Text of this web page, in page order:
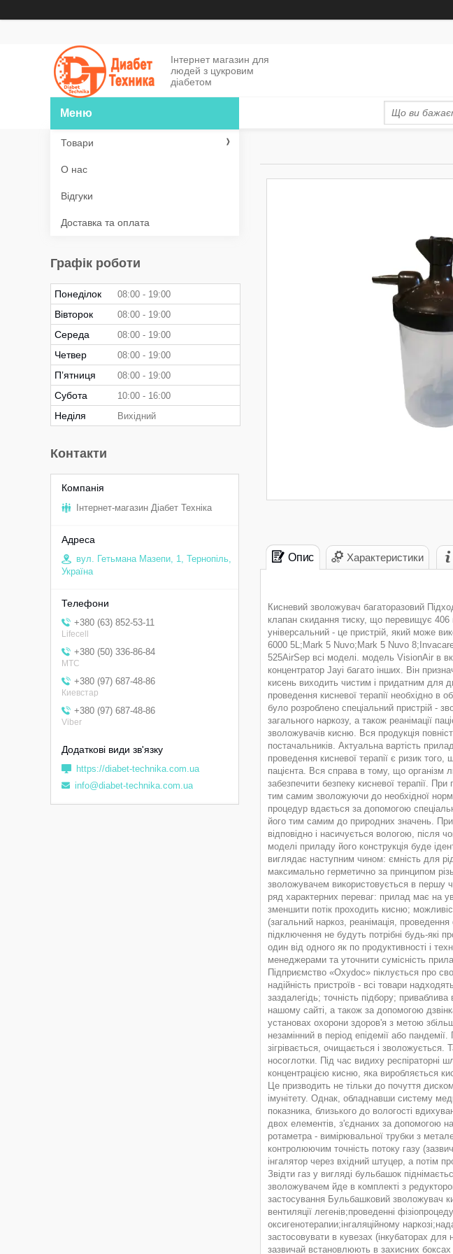
Інтернет магазин для
людей з цукровим
діабетом
Опис Характеристики
Кисневий зволожувач багаторазовий
клапан скидання тиску, що перевищує 406
універсальний - це пристрій, який може
6000 5L;Mark 5 Nuvo;Mark 5 Nuvo
525AirSep всі моделі. модель VisionAir в
концентратор Jayі багато інших. Він
кисень виходить чистим і придатним для
проведення кисневої терапії необхідно в
було розроблено спеціальний пристрій -
загального наркозу, а також реанімації
зволожувачів кисню. Вся продукція
постачальників. Актуальна вартість
проведення кисневої терапії є ризик
пацієнта. Вся справа в тому, що організм
забезпечити безпеку кисневої терапії.
тим самим зволожуючи до необхідної
процедур вдається за допомогою
його тим самим до природних значень.
відповідно і насичується вологою, після
моделі приладу його конструкція буде
виглядає наступним чином: ємність для
максимально герметично за принципом
зволожувачем використовується в першу
ряд характерних переваг: прилад має на
зменшити потік проходить кисню;
(загальний наркоз, реанімація,
підключення не будуть потрібні будь-які
один від одного як по продуктивності і
менеджерами та уточнити сумісність
Підприємство «Oxydoc» піклується про
надійність пристроїв - всі товари
заздалегідь; точність підбору;
нашому сайті, а також за допомогою
установах охорони здоров'я з метою
незамінний в період епідемії або
зігрівається, очищається і
носоглотки. Під час видиху респіраторні
концентрацією кисню, яка виробляється
Це призводить не тільки до почуття
імунітету. Однак, обладнавши систему
показника, близького до вологості
двох елементів, з'єднаних за допомогою
ротаметра - вимірювальної трубки з
контролюючим точність потоку газу
інгалятор через вхідний штуцер, а потім
Звідти газ у вигляді бульбашок
зволожувачем йде в комплекті з
застосування Бульбашковий зволожувач
вентиляції легенів;проведенні
оксигенотерапии;інгаляційному
застосовувати в кувезах (інкубаторах
зазвичай встановлюють в захисних
Товари
О нас
Відгуки
Доставка та оплата
Графік роботи
Понеділок 08:00 19:00
Вівторок 08:00 19:00
Середа 08:00 19:00
Четвер 08:00 19:00
Пʼятниця 08:00 19:00
Субота 10:00 16:00
Неділя Вихідний
Контакти
Інтернет-магазин Діабет Техніка
вул. Гетьмана Мазепи, 1, Тернопіль,
Україна
+380 (63) 852-53-11
Lifecell
+380 (50) 336-86-84
МТС
+380 (97) 687-48-86
Киевстар
+380 (97) 687-48-86
Viber
https://diabet-technika.com.ua
info@diabet-technika.com.ua